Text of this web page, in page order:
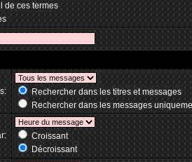
de ces termes
Rechercher dans les titres et messages
Rechercher dans les messages
Croissant
Décroissant